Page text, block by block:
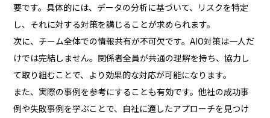
要です。具体的には、データの分析に基づいて、リスクを特定
し、それに対する対策を講じることが求められます。
次に、チーム全体での情報共有が不可欠です。AIO対策は一人だ
けでは完結しません。関係者全員が共通の理解を持ち、協力し
て取り組むことで、より効果的な対応が可能になります。
また、実際の事例を参考にすることも有効です。他社の成功事
例や失敗事例を学ぶことで、自社に適したアプローチを見つけ